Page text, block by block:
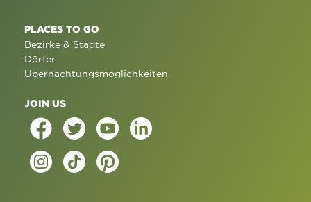
PLACES TO GO
Bezirke & Städte
Dörfer
Übernachtungsmöglichkeiten
JOIN US